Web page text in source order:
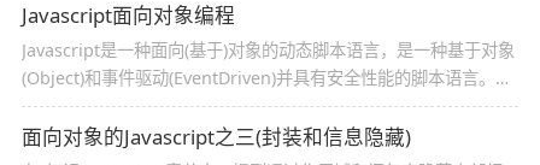
Javascript面向对象编程
Javascript是一种面向(基于)对象的动态脚本语言，是一种基于对象
(Object)和事件驱动(EventDriven)并具有安全性能的脚本语言。他
具有面向对象语言所特有的各种特性，比如封装、继承及多态等
面向对象的Javascript之三(封装和信息隐藏)